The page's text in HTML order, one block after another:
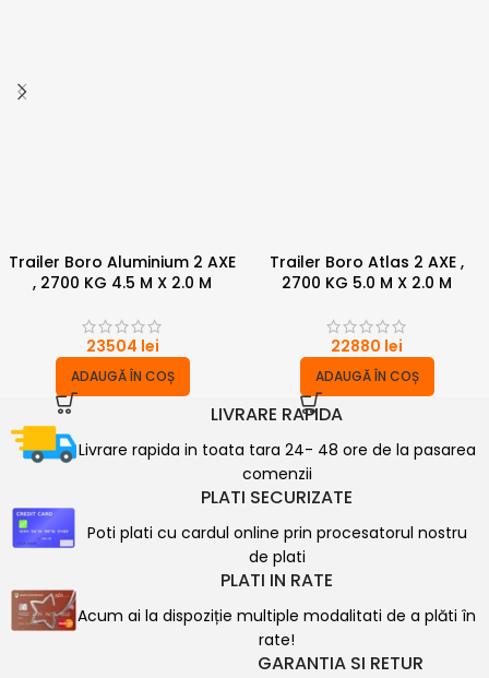
Trailer Boro Aluminium 2 AXE
, 2700 KG 4.5 M X 2.0 M
23504 lei
ADAUGĂ ÎN COȘ
Trailer Boro Atlas 2 AXE ,
2700 KG 5.0 M X 2.0 M
22880 lei
ADAUGĂ ÎN COȘ
LIVRARE RAPIDA
Livrare rapida in toata tara 24- 48 ore de la pasarea
comenzii
PLATI SECURIZATE
Poti plati cu cardul online prin procesatorul nostru
de plati
PLATI IN RATE
Acum ai la dispoziție multiple modalitati de a plăti în
rate!
GARANTIA SI RETUR